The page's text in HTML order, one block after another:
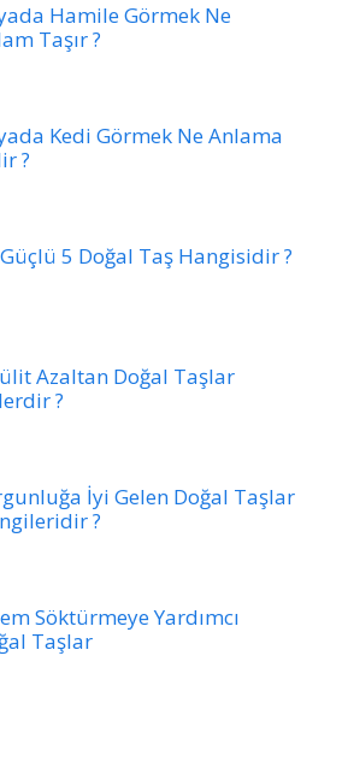
Hamile Görmek Ne
Taşır ?
Kedi Görmek Ne Anlama
?
5 Doğal Taş Hangisidir ?
Azaltan Doğal Taşlar
?
İyi Gelen Doğal Taşlar
?
Söktürmeye Yardımcı
Taşlar